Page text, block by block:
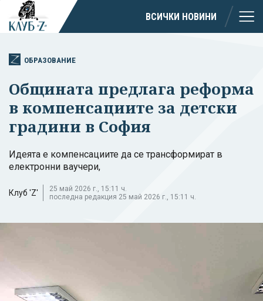
ВСИЧКИ НОВИНИ
ОБРАЗОВАНИЕ
Общината предлага реформа
в компенсациите за детски
градини в София
Идеята е компенсациите да се трансформират в
електронни ваучери,
Клуб 'Z'
25 май 2026 г., 15:11 ч.
последна редакция 25 май 2026 г., 15:11 ч.